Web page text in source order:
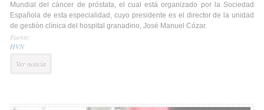
Mundial del cáncer de próstata, el cual está organizado por la Sociedad
Española de esta especialidad, cuyo presidente es el director de la unidad
de gestión clínica del hospital granadino, José Manuel Cózar.
Fuente:
HVN
Ver noticia